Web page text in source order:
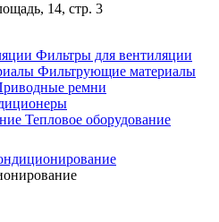
14, стр. 3
Фильтры для вентиляции
Фильтрующие материалы
ремни
Тепловое оборудование